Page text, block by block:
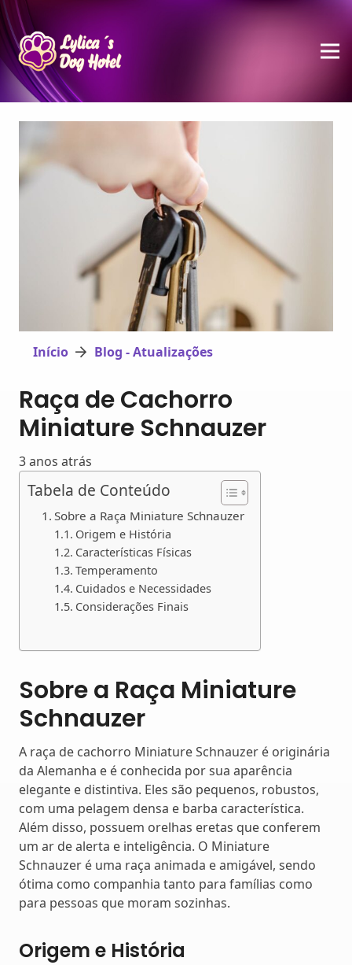
Início Blog - Atualizações
Raça de Cachorro
Miniature Schnauzer
3 anos atrás
Tabela de Conteúdo
Sobre a Raça Miniature Schnauzer
Origem e História
Características Físicas
Temperamento
Cuidados e Necessidades
Considerações Finais
Sobre a Raça Miniature
Schnauzer
A raça de cachorro Miniature Schnauzer é originária
da Alemanha e é conhecida por sua aparência
elegante e distintiva. Eles são pequenos, robustos,
com uma pelagem densa e barba característica.
Além disso, possuem orelhas eretas que conferem
um ar de alerta e inteligência. O Miniature
Schnauzer é uma raça animada e amigável, sendo
ótima como companhia tanto para famílias como
para pessoas que moram sozinhas.
Origem e História